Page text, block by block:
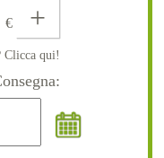
€ +
Clicca qui!